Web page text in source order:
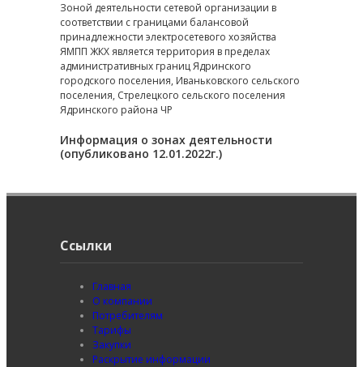
Зоной деятельности сетевой организации в
соответствии с границами балансовой
принадлежности электросетевого хозяйства
ЯМПП ЖКХ является территория в пределах
административных границ Ядринского
городского поселения, Иваньковского сельского
поселения, Стрелецкого сельского поселения
Ядринского района ЧР
Информация о зонах деятельности
(опубликовано 12.01.2022г.)
Ссылки
Главная
О компании
Потребителям
Тарифы
Закупки
Раскрытие информации